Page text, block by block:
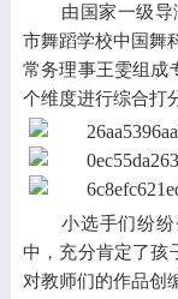
由国家一级导
市舞蹈学校中国舞
常务理事王雯组成
个维度进行综合打
小选手们纷
中，充分肯定了孩
对教师们的作品创